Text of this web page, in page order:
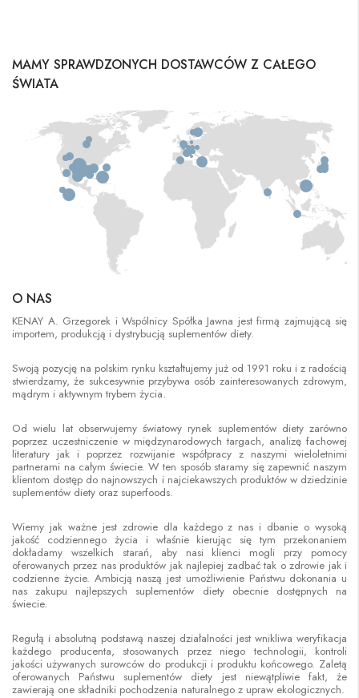
MAMY SPRAWDZONYCH DOSTAWCÓW Z CAŁEGO
ŚWIATA
O NAS
KENAY A. Grzegorek i Wspólnicy Spółka Jawna jest firmą zajmującą się
importem, produkcją i dystrybucją suplementów diety.
Swoją pozycję na polskim rynku kształtujemy już od 1991 roku i z radością
stwierdzamy, że sukcesywnie przybywa osób zainteresowanych zdrowym,
mądrym i aktywnym trybem życia.
Od wielu lat obserwujemy światowy rynek suplementów diety zarówno
poprzez uczestniczenie w międzynarodowych targach, analizę fachowej
literatury jak i poprzez rozwijanie współpracy z naszymi wieloletnimi
partnerami na całym świecie. W ten sposób staramy się zapewnić naszym
klientom dostęp do najnowszych i najciekawszych produktów w dziedzinie
suplementów diety oraz superfoods.
Wiemy jak ważne jest zdrowie dla każdego z nas i dbanie o wysoką
jakość codziennego życia i właśnie kierując się tym przekonaniem
dokładamy wszelkich starań, aby nasi klienci mogli przy pomocy
oferowanych przez nas produktów jak najlepiej zadbać tak o zdrowie jak i
codzienne życie. Ambicją naszą jest umożliwienie Państwu dokonania u
nas zakupu najlepszych suplementów diety obecnie dostępnych na
świecie.
Regułą i absolutną podstawą naszej działalności jest wnikliwa weryfikacja
każdego producenta, stosowanych przez niego technologii, kontroli
jakości używanych surowców do produkcji i produktu końcowego. Zaletą
oferowanych Państwu suplementów diety jest niewątpliwie fakt, że
zawierają one składniki pochodzenia naturalnego z upraw ekologicznych.